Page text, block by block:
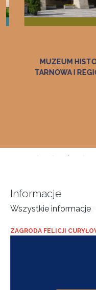
MUZEUM HISTORII
TARNOWA I
Informacje
Wszystkie informacje
Muzeum
Ziemi
Tarnowskiej
ZAGRODA FELICJI